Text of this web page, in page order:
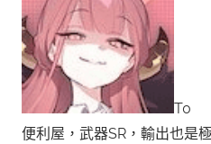
T0
便利屋，武器SR，輸出也是